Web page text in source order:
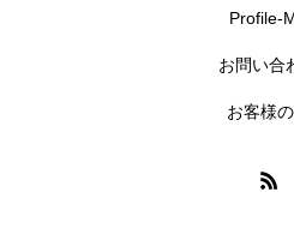
Profile-
お問い合
お客様